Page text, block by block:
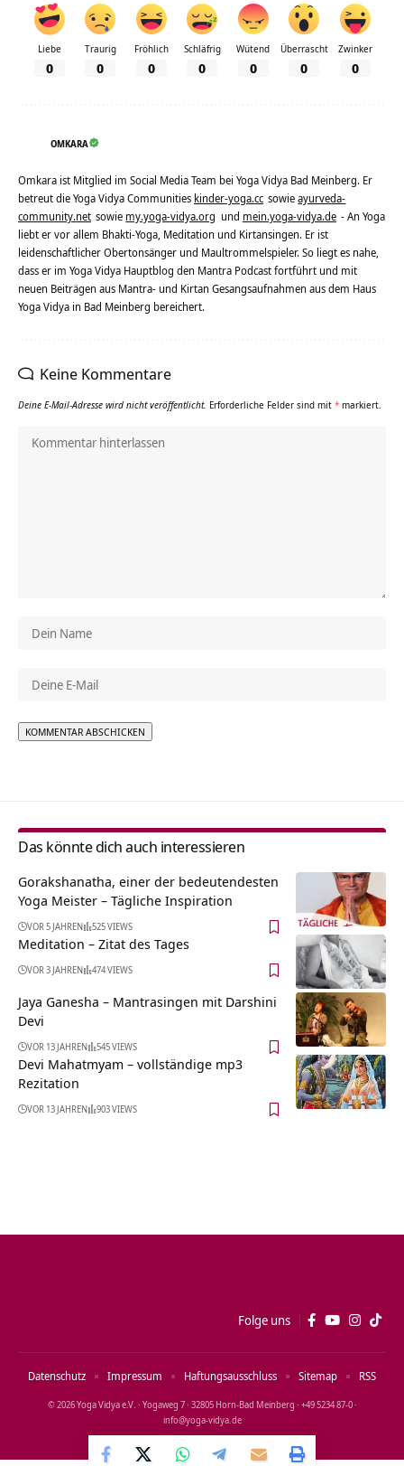
Liebe
0
Traurig
0
Fröhlich
0
Schläfrig
0
Wütend
0
Überrascht
0
Zwinker
0
OMKARA
Omkara ist Mitglied im Social Media Team bei Yoga Vidya Bad Meinberg. Er
betreut die Yoga Vidya Communities kinder-yoga.cc sowieayurveda-
community.net sowie my.yoga-vidya.org und mein.yoga-vidya.de - An Yoga
liebt er vor allem Bhakti-Yoga, Meditation und Kirtansingen. Er ist
leidenschaftlicher Obertonsänger und Maultrommelspieler. So liegt es nahe,
dass er im Yoga Vidya Hauptblog den Mantra Podcast fortführt und mit
neuen Beiträgen aus Mantra- und Kirtan Gesangsaufnahmen aus dem Haus
Yoga Vidya in Bad Meinberg bereichert.
Keine Kommentare
Deine E-Mail-Adresse wird nicht veröffentlicht. Erforderliche Felder sind mit * markiert.
Das könnte dich auch interessieren
Gorakshanatha, einer der bedeutendesten
Yoga Meister – Tägliche Inspiration
VOR 5 JAHREN 525 VIEWS
Meditation – Zitat des Tages
VOR 3 JAHREN 474 VIEWS
Jaya Ganesha – Mantrasingen mit Darshini
Devi
VOR 13 JAHREN 545 VIEWS
Devi Mahatmyam – vollständige mp3
Rezitation
VOR 13 JAHREN 903 VIEWS
Folge uns
© 2026 Yoga Vidya e.V. · Yogaweg 7 · 32805 Horn‑Bad Meinberg · +49 5234 87‑0 ·
info@yoga‑vidya.de
Datenschutz Impressum Haftungsausschluss Sitemap RSS